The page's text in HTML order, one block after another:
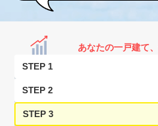
あなたの一戸建て
STEP 1
STEP 2
STEP 3